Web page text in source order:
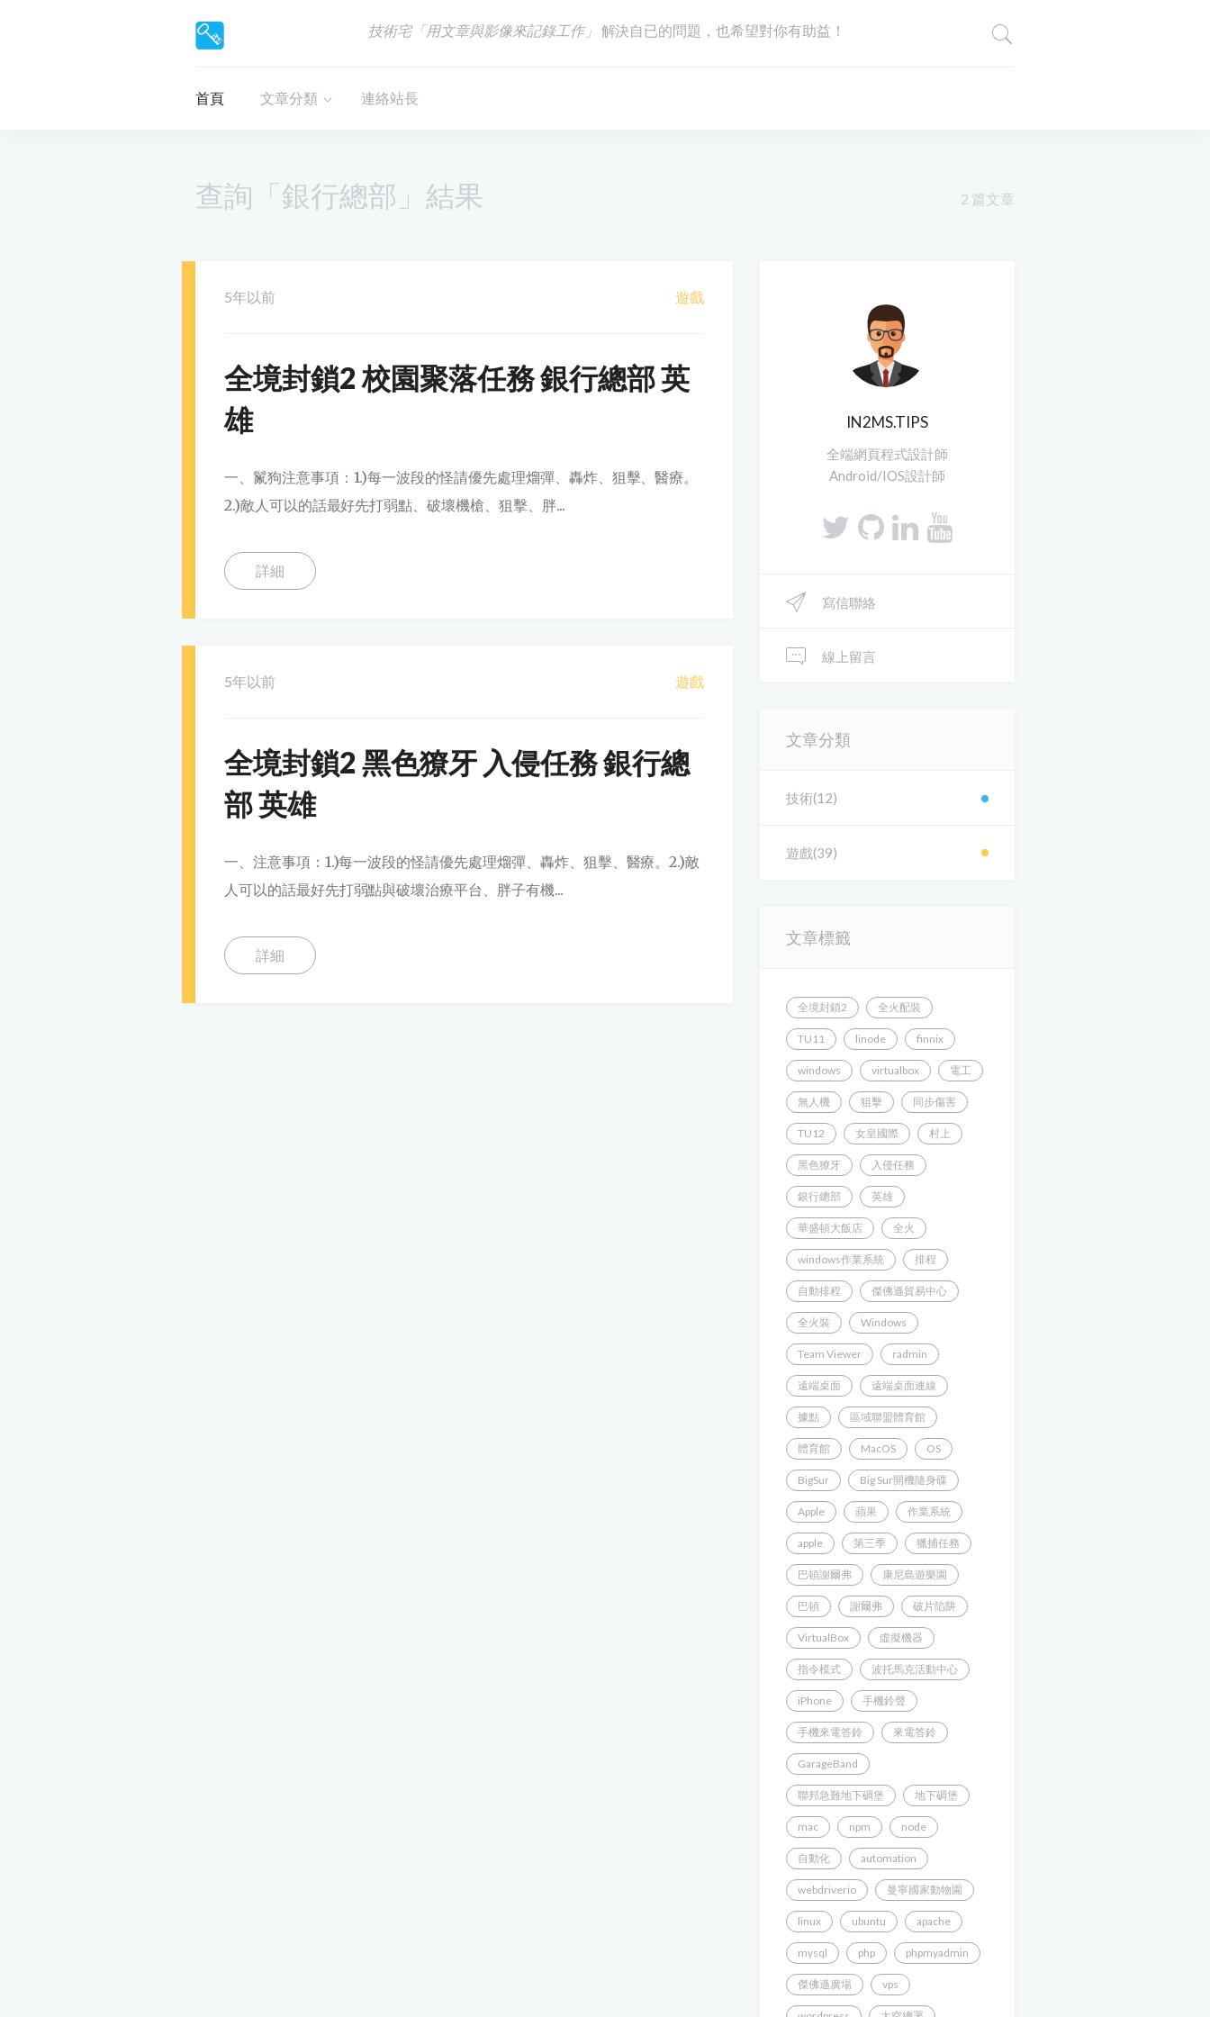
技術宅「用文章與影像來記錄工作」 解決自已的問題，也希望對你有助益！
首頁 文章分類 連絡站長
查詢「銀行總部」結果 2 篇文章
5年以前 遊戲
全境封鎖2 校園聚落任務 銀行總部 英
雄
一、鬣狗注意事項：1.)每一波段的怪請優先處理熘彈、轟炸、狙擊、醫療。
2.)敵人可以的話最好先打弱點、破壞機槍、狙擊、胖...
詳細
5年以前 遊戲
全境封鎖2 黑色獠牙 入侵任務 銀行總
部 英雄
一、注意事項：1.)每一波段的怪請優先處理熘彈、轟炸、狙擊、醫療。2.)敵
人可以的話最好先打弱點與破壞治療平台、胖子有機...
詳細
IN2MS.TIPS
全端網頁程式設計師
Android/IOS設計師
寫信聯絡
線上留言
文章分類
技術(12)
遊戲(39)
文章標籤
全境封鎖2 全火配裝
TU11 linode finnix
windows virtualbox 電工
無人機 狙擊 同步傷害
TU12 女皇國際 村上
黑色獠牙 入侵任務
銀行總部 英雄
華盛頓大飯店 全火
windows作業系統 排程
自動排程 傑佛遜貿易中心
全火裝 Windows
Team Viewer radmin
遠端桌面 遠端桌面連線
據點 區域聯盟體育館
體育館 MacOS OS
BigSur Big Sur開機隨身碟
Apple 蘋果 作業系統
apple 第三季 獵捕任務
巴頓謝爾弗 康尼島遊樂園
巴頓 謝爾弗 破片陷阱
VirtualBox 虛擬機器
指令模式 波托馬克活動中心
iPhone 手機鈴聲
手機來電答鈴 來電答鈴
GarageBand
聯邦急難地下碉堡 地下碉堡
mac npm node
自動化 automation
webdriverio 曼寧國家動物園
linux ubuntu apache
mysql php phpmyadmin
傑佛遜廣場 vps